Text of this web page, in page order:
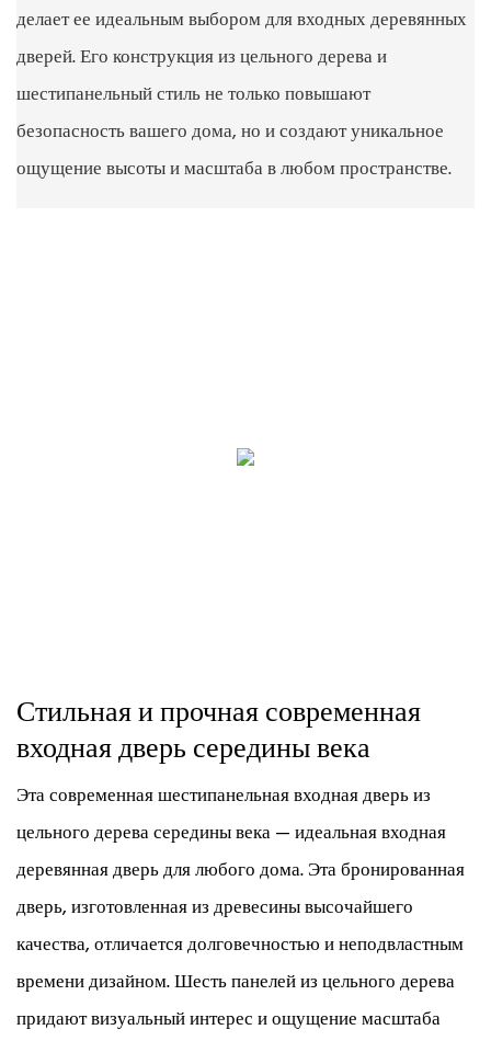
делает ее идеальным выбором для входных деревянных
дверей. Его конструкция из цельного дерева и
шестипанельный стиль не только повышают
безопасность вашего дома, но и создают уникальное
ощущение высоты и масштаба в любом пространстве.
Стильная и прочная современная
входная дверь середины века
Эта современная шестипанельная входная дверь из
цельного дерева середины века — идеальная входная
деревянная дверь для любого дома. Эта бронированная
дверь, изготовленная из древесины высочайшего
качества, отличается долговечностью и неподвластным
времени дизайном. Шесть панелей из цельного дерева
придают визуальный интерес и ощущение масштаба